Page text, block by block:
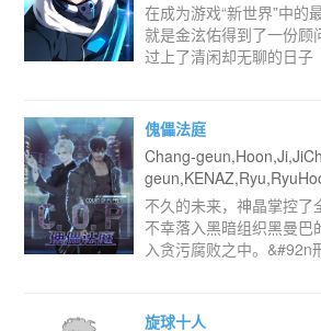
在成为游戏“新世界”中的
就是金泫佑得到了一份顾
过上了清闲却无聊的日子
傀儡法庭
Chang-
不久的未来，神晶掌控了
不幸落入黑暗组织黑曼巴
入贪污腐败之中。&#92n
旋球十人